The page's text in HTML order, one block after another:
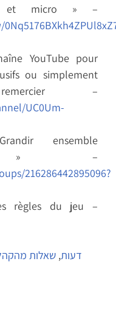
et micro » –
YouTube pour
ou simplement
–
UC0Um-
ensemble
» –
216286442895096?
règles du jeu –
דעות, שאלות